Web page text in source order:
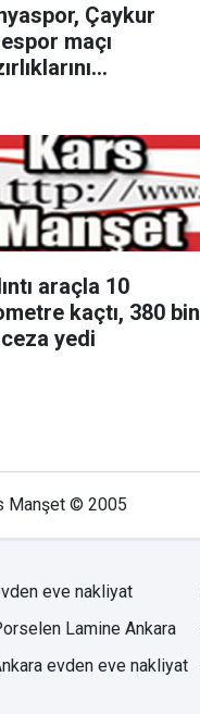
Çaykur
maçı
araçla 10
kaçtı, 380 bin
yedi
Manşet © 2005
eve nakliyat
Lamine Ankara
evden eve nakliyat